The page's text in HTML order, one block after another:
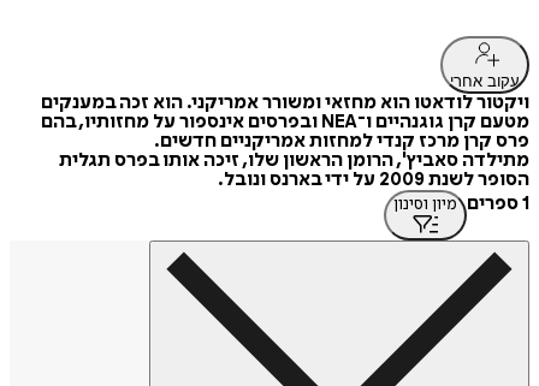
עקוב אחרי
ויקטור לודאטו הוא מחזאי ומשורר אמריקני. הוא זכה במענקים
מטעם קרן גוגנהיים ו־NEA ובפרסים אינספור על מחזותיו, בהם
פרס קרן מרכז קנדי למחזות אמריקניים חדשים.
מתילדה סאביץ', הרומן הראשון שלו, זיכה אותו בפרס תגלית
הסופר לשנת 2009 על ידי בארנס ונובל.
1 ספרים
מיון וסינון